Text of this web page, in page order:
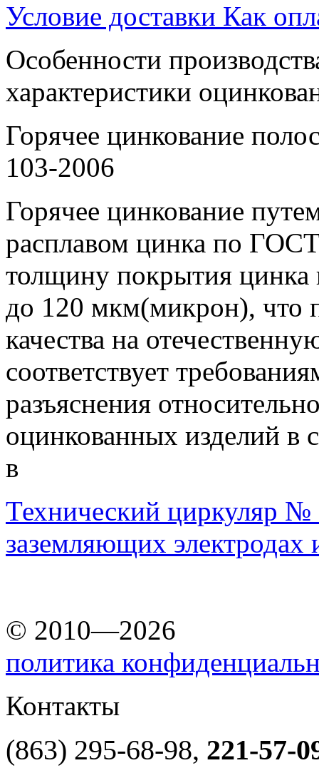
Условие доставки Как
Особенности
характеристики
Горячее цинкование
103-2006
Горячее цинкование
расплавом цинка по
толщину покрытия цинка
до 120 мкм(микрон), что
качества на
соответствует
разъяснения
оцинкованных изделий в
в
Технический циркуляр №
заземляющих
© 2010—2026
политика
Контакты
(863) 295-68-98, 221-57-